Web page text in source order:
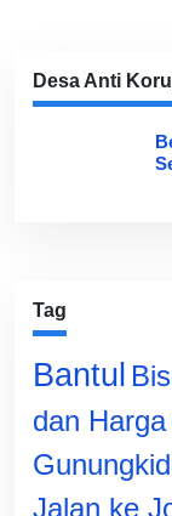
Desa Anti
Tag
Bantul
dan Harga
Jalan ke